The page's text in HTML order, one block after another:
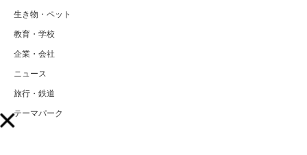
生き物・ペット
教育・学校
企業・会社
ニュース
旅行・鉄道
テーマパーク